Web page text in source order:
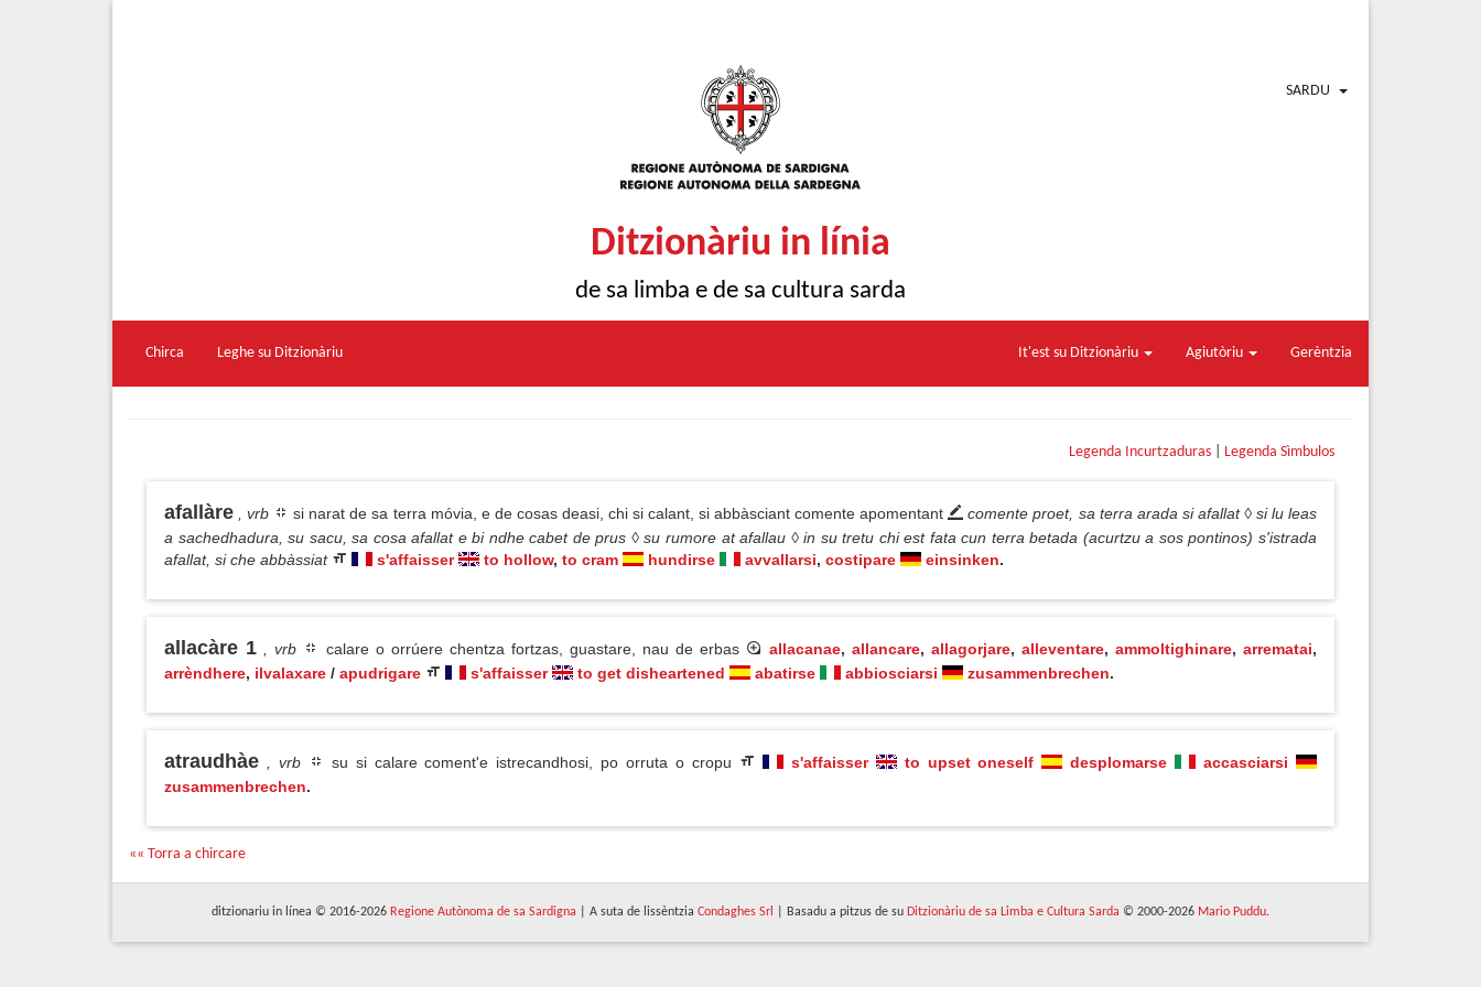
SARDU
Ditzionàriu in línia
de sa limba e de sa cultura sarda
Chirca Leghe su Ditzionàriu It'est su Ditzionàriu Agiutòriu Gerèntzia
Legenda Incurtzaduras Legenda Sìmbulos
afallàre , vrb si narat de sa terra móvia, e de cosas deasi, chi si calant, si abbàsciant comente apomentant
comente proet, sa terra arada si afallat ◊ si lu leas
a sachedhadura, su sacu, sa cosa afallat e bi ndhe cabet de prus ◊ su rumore at afallau ◊ in su tretu chi est fata cun terra betada (acurtzu a sos pontinos) s'istrada
afallat, si che abbàssiat
s'affaisser to hollow, to cram hundirse avvallarsi, costipare einsinken.
allacàre 1 , vrb calare o orrúere chentza fortzas, guastare, nau de erbas allacanae, allancare, allagorjare, alleventare, ammoltighinare,arrematai,
arrèndhere, ilvalaxare / apudrigare s'affaisser to get disheartened abatirse abbiosciarsi zusammenbrechen.
atraudhàe , vrb su si calare coment'e istrecandhosi, po orruta o cropu s'affaisser to upset oneself desplomarse
accasciarsi
zusammenbrechen.
«« Torra a chircare
ditzionariu in línea © 2016-2026 Regione Autònoma de sa Sardigna | A suta de lissèntzia Condaghes Srl | Basadu a pitzus de su Ditzionàriu de sa Limba e Cultura Sarda © 2000-2026 Mario Puddu.